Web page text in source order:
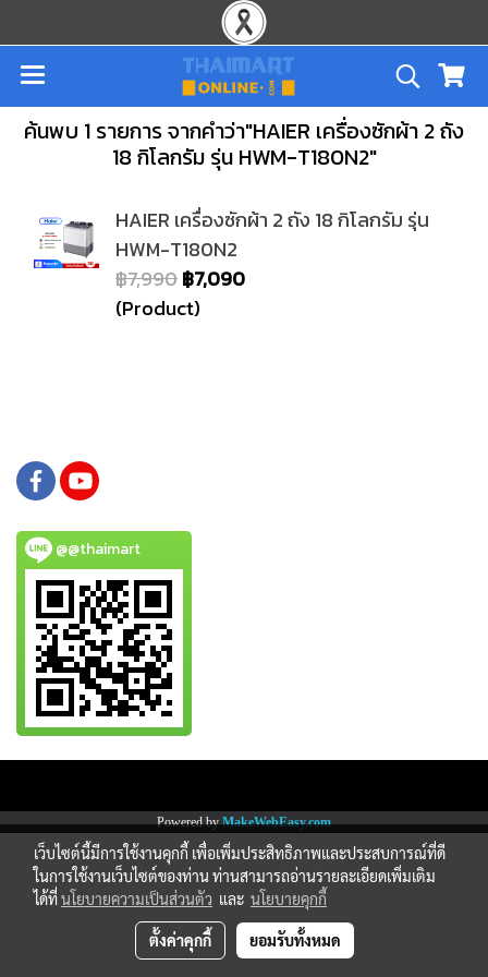
ค้นพบ 1 รายการ จากคำว่า"HAIER เครื่องซักผ้า 2 ถัง
18 กิโลกรัม รุ่น HWM-T180N2"
HAIER เครื่องซักผ้า 2 ถัง 18 กิโลกรัม รุ่น
HWM-T180N2
฿7,990฿7,090
(Product)
@@thaimart
Powered byMakeWebEasy.com
เว็บไซต์นี้มีการใช้งานคุกกี้ เพื่อเพิ่มประสิทธิภาพและประสบการณ์ที่ดี
ในการใช้งานเว็บไซต์ของท่าน ท่านสามารถอ่านรายละเอียดเพิ่มเติม
ได้ที่นโยบายความเป็นส่วนตัว และ นโยบายคุกกี้
ตั้งค่าคุกกี้ ยอมรับทั้งหมด